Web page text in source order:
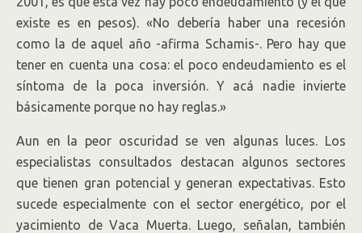
existe es en pesos). «No debería haber una recesión
como la de aquel año -afirma Schamis-. Pero hay que
tener en cuenta una cosa: el poco endeudamiento es el
síntoma de la poca inversión. Y acá nadie invierte
básicamente porque no hay reglas.»
Aun en la peor oscuridad se ven algunas luces. Los
especialistas consultados destacan algunos sectores
que tienen gran potencial y generan expectativas. Esto
sucede especialmente con el sector energético, por el
yacimiento de Vaca Muerta. Luego, señalan, también